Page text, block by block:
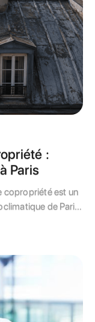
:
Paris
copropriété est un
de Paris,